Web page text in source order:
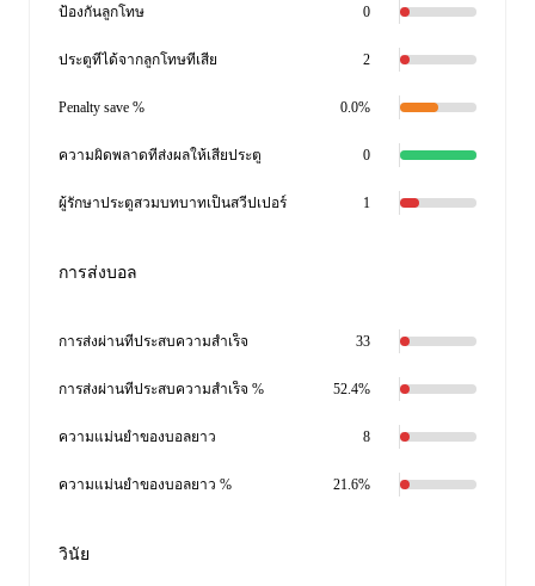
ป้องกันลูกโทษ 0
ประตูที่ได้จากลูกโทษที่เสีย 2
Penalty save % 0.0%
ความผิดพลาดที่ส่งผลให้เสียประตู 0
ผู้รักษาประตูสวมบทบาทเป็นสวีปเปอร์ 1
การส่งบอล
การส่งผ่านที่ประสบความสำเร็จ 33
การส่งผ่านที่ประสบความสำเร็จ % 52.4%
ความแม่นยำของบอลยาว 8
ความแม่นยำของบอลยาว % 21.6%
วินัย